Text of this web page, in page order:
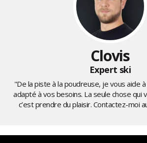
Clovis
Expert ski
"De la piste à la poudreuse, je vous aide
adapté à vos besoins. La seule chose qui
c’est prendre du plaisir. Contactez-moi